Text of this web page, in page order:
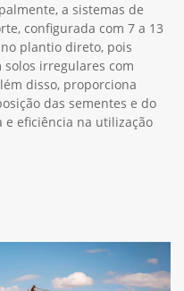
a sistemas de
configurada com 7 a 13
plantio direto, pois
irregulares com
disso, proporciona
das sementes e do
eficiência na utilização